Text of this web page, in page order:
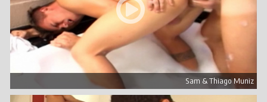
Sam & Thiago Muniz